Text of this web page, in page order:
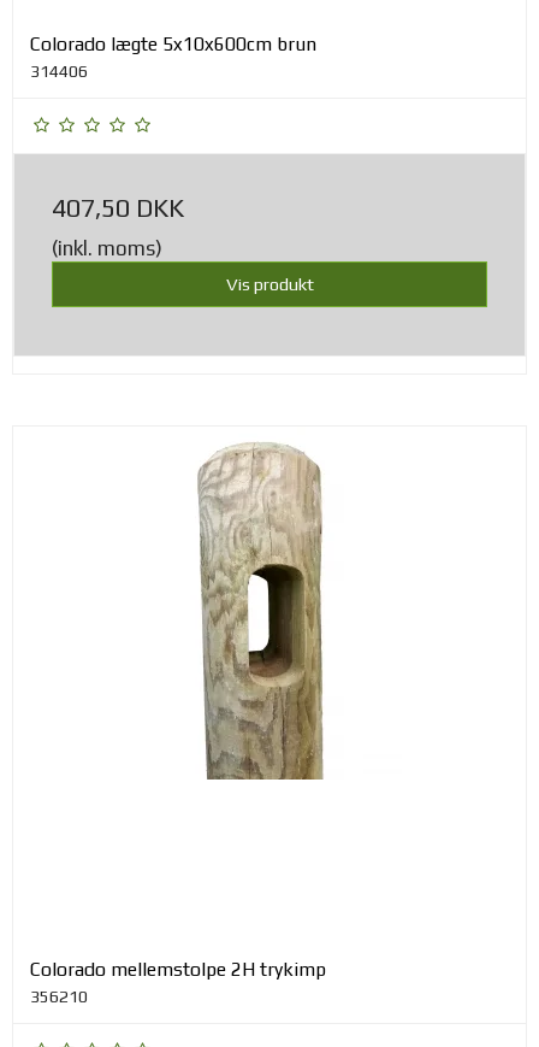
Colorado lægte 5x10x600cm brun
314406
407,50 DKK
(inkl. moms)
Vis produkt
Colorado mellemstolpe 2H trykimp
356210